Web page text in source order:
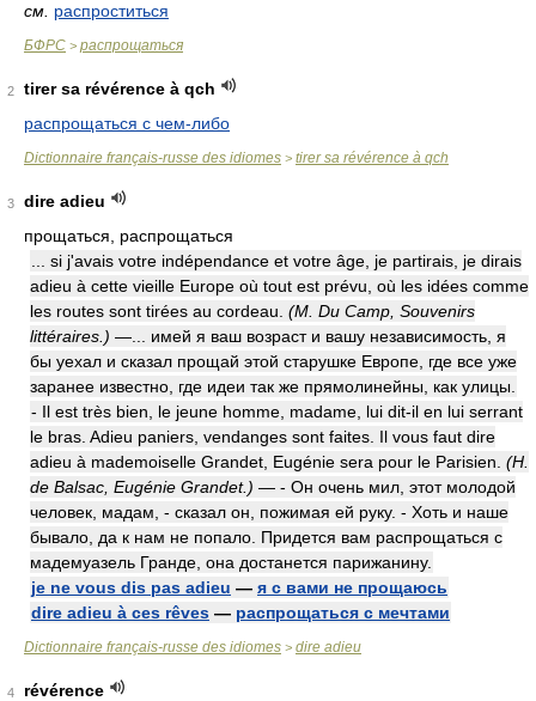
см. распроститься
БФРС > распрощаться
2
tirer sa révérence à qch
распрощаться с чем-либо
Dictionnaire français-russe des idiomes > tirer sa révérence à qch
3
dire adieu
прощаться, распрощаться
... si j'avais votre indépendance et votre âge, je partirais, je dirais
adieu à cette vieille Europe où tout est prévu, où les idées comme
les routes sont tirées au cordeau. (M. Du Camp, Souvenirs
littéraires.) —... имей я ваш возраст и вашу независимость, я
бы уехал и сказал прощай этой старушке Европе, где все уже
заранее известно, где идеи так же прямолинейны, как улицы.
- Il est très bien, le jeune homme, madame, lui dit-il en lui serrant
le bras. Adieu paniers, vendanges sont faites. Il vous faut dire
adieu à mademoiselle Grandet, Eugénie sera pour le Parisien. (H.
de Balsac, Eugénie Grandet.) — - Он очень мил, этот молодой
человек, мадам, - сказал он, пожимая ей руку. - Хоть и наше
бывало, да к нам не попало. Придется вам распрощаться с
мадемуазель Гранде, она достанется парижанину.
je ne vous dis pas adieu — я с вами не прощаюсь
dire adieu à ces rêves — распрощаться с мечтами
Dictionnaire français-russe des idiomes > dire adieu
4
révérence